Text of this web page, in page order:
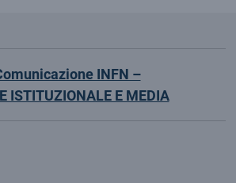
INFN –
ISTITUZIONALE E MEDIA